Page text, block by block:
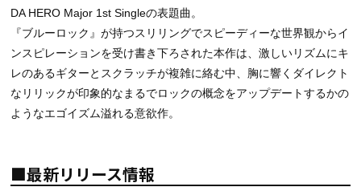
DA HERO Major 1st Singleの表題曲。
『ブルーロック』が持つスリリングでスピーディーな世界観からイ
ンスピレーションを受け書き下ろされた本作は、激しいリズムにキ
レのあるギターとスクラッチが複雑に絡む中、胸に響くダイレクト
なリリックが印象的なまるでロックの概念をアップデートするかの
ようなエゴイズム溢れる意欲作。
■最新リリース情報